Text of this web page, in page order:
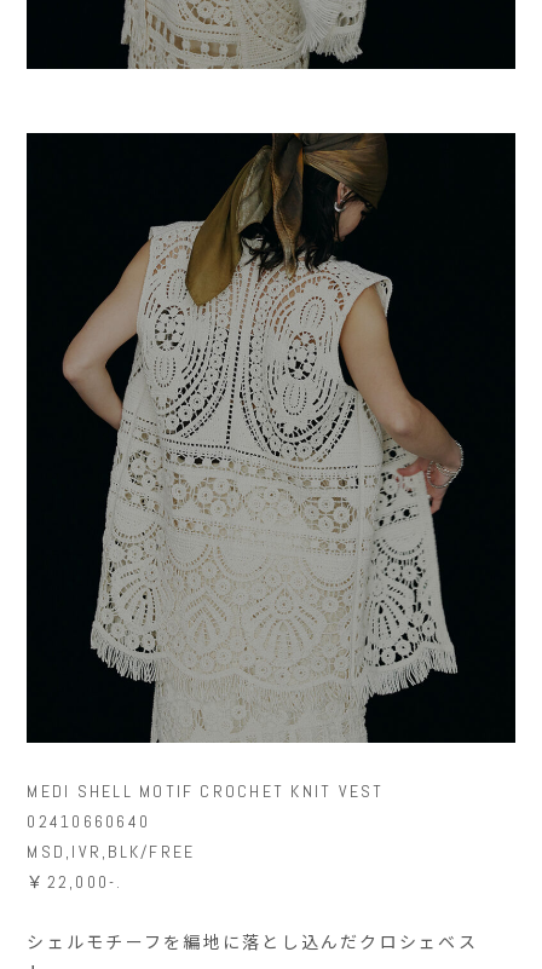
MEDI SHELL MOTIF CROCHET KNIT VEST
02410660640
MSD,IVR,BLK/FREE
￥22,000-.
シェルモチーフを編地に落とし込んだクロシェベス